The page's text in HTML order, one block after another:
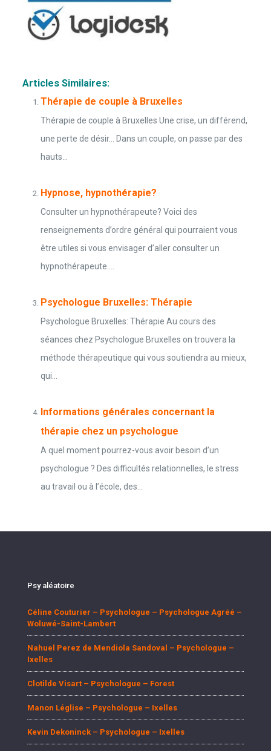
Articles Similaires:
Thérapie de couple à Bruxelles
Thérapie de couple à Bruxelles Une crise, un différend,
une perte de désir… Dans un couple, on passe par des
hauts...
Hypnose, hypnothérapie?
Consulter un hypnothérapeute? Voici des
renseignements d’ordre général qui pourraient vous
être utiles si vous envisager d’aller consulter un
hypnothérapeute....
Psychologue Bruxelles: Thérapie
Psychologue Bruxelles: Thérapie Au cours des
séances chez Psychologue Bruxelles on trouvera la
méthode thérapeutique qui vous soutiendra au mieux,
qui...
Informations générales concernant la
thérapie chez un psychologue
A quel moment pourrez-vous avoir besoin d’un
psychologue ? Des difficultés relationnelles, le stress
au travail ou à l’école, des...
Psy aléatoire
Céline Couturier – Psychologue – Psychologue Agréé –
Woluwé-Saint-Lambert
Nahuel Perez de Mendiola Sandoval – Psychologue –
Ixelles
Clotilde Visart – Psychologue – Forest
Manon Léglise – Psychologue – Ixelles
Kevin Dekoninck – Psychologue – Ixelles